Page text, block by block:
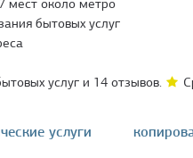
мест около метро
бытовых услуг
услуг и 14 отзывов.
услуги